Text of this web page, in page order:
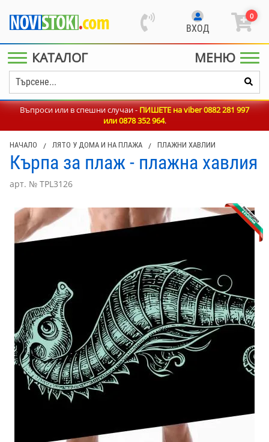
ВХОД
0
КАТАЛОГ МЕНЮ
Въпроси или в спешни случаи -ПИШЕТЕ на viber 0882 281 997
или0878 352 964.
НАЧАЛО / ЛЯТО У ДОМА И НА ПЛАЖА / ПЛАЖНИ ХАВЛИИ
Кърпа за плаж - плажна хавлия
арт. № TPL3126